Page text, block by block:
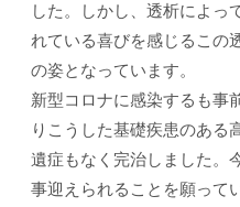
した。しかし、透析によっ
れている喜びを感じるこの
の姿となっています。
新型コロナに感染するも事
りこうした基礎疾患のある
遺症もなく完治しました。
事迎えられることを願って